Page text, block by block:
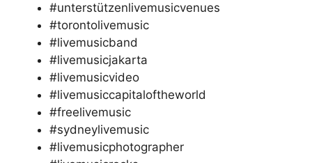
#unterstützenlivemusicvenues
#torontolivemusic
#livemusicband
#livemusicjakarta
#livemusicvideo
#livemusiccapitaloftheworld
#freelivemusic
#sydneylivemusic
#livemusicphotographer